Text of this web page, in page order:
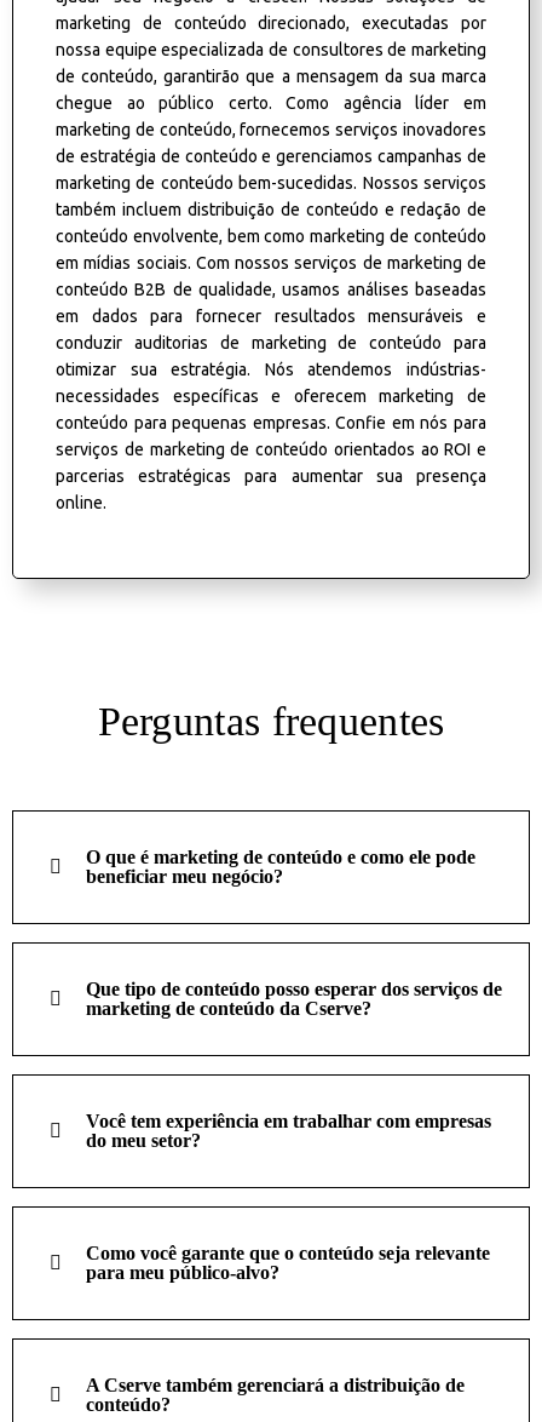
marketing de conteúdo direcionado, executadas por
nossa equipe especializada de consultores de marketing
de conteúdo, garantirão que a mensagem da sua marca
chegue ao público certo. Como agência líder em
marketing de conteúdo, fornecemos serviços inovadores
de estratégia de conteúdo e gerenciamos campanhas de
marketing de conteúdo bem-sucedidas. Nossos serviços
também incluem distribuição de conteúdo e redação de
conteúdo envolvente, bem como marketing de conteúdo
em mídias sociais. Com nossos serviços de marketing de
conteúdo B2B de qualidade, usamos análises baseadas
em dados para fornecer resultados mensuráveis e
conduzir auditorias de marketing de conteúdo para
otimizar sua estratégia. Nós atendemos indústrias-
necessidades específicas e oferecem marketing de
conteúdo para pequenas empresas. Confie em nós para
serviços de marketing de conteúdo orientados ao ROI e
parcerias estratégicas para aumentar sua presença
online.
Perguntas frequentes
O que é marketing de conteúdo e como ele pode
beneficiar meu negócio?
Que tipo de conteúdo posso esperar dos serviços de
marketing de conteúdo da Cserve?
Você tem experiência em trabalhar com empresas
do meu setor?
Como você garante que o conteúdo seja relevante
para meu público-alvo?
A Cserve também gerenciará a distribuição de
conteúdo?